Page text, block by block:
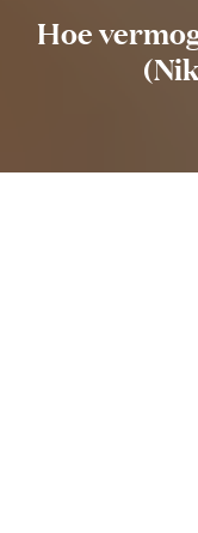
Hoe